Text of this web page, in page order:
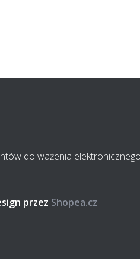
do ważenia
przez Shopea.cz